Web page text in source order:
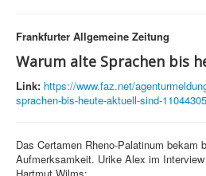
Frankfurter Allgemeine Zeitung
Warum alte Sprachen bis
Link: https://www.faz.net/
sprachen-bis-heute-aktuell-sind-
Das Certamen Rheno-Palatinum bekam
Aufmerksamkeit. Urike Alex im
Hartmut Wilms: